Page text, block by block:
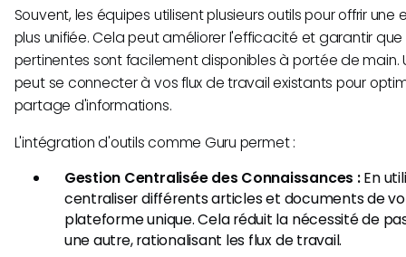
Souvent, les équipes utilisent plusieurs outils pour offrir
plus unifiée. Cela peut améliorer l'efficacité et garantir
pertinentes sont facilement disponibles à portée de main.
peut se connecter à vos flux de travail existants pour
partage d'informations.
L'intégration d'outils comme Guru permet :
Gestion Centralisée des Connaissances :En
centraliser différents articles et documents de
plateforme unique. Cela réduit la nécessité de
une autre, rationalisant les flux de travail.